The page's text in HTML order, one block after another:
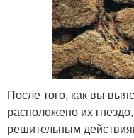
После того, как вы
расположено их
решительным